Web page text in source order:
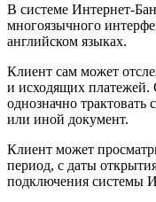
В системе Интернет-
многоязычного
английском языках.
Клиент сам может
и исходящих платежей.
однозначно трактовать
или иной документ.
Клиент может
период, с даты
подключения системы